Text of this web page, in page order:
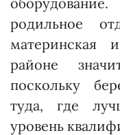
родильное
материнская
райо­не
поскольку
туда, где
уровень